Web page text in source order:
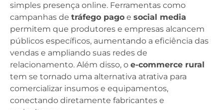
simples presença online. Ferramentas como
campanhas de tráfego pago e social media
permitem que produtores e empresas alcancem
públicos específicos, aumentando a eficiência das
vendas e ampliando suas redes de
relacionamento. Além disso, o e-commerce rural
tem se tornado uma alternativa atrativa para
comercializar insumos e equipamentos,
conectando diretamente fabricantes e